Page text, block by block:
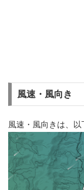
風速・風向き
風速・風向きは、以